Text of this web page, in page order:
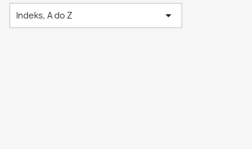
Indeks, A do Z 